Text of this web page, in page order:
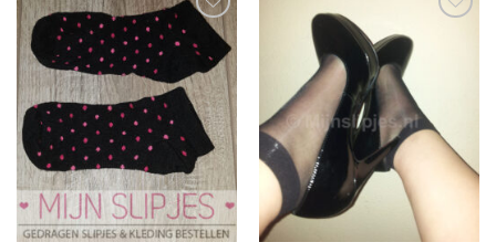
Aan
verlanglijst
toevoegen
verlanglijst
toevoegen